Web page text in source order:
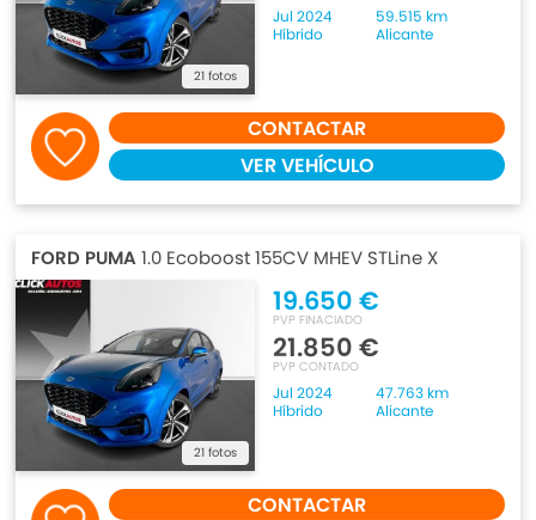
21 fotos
Jul 2024
59.515 km
Híbrido
Alicante
CONTACTAR
VER VEHÍCULO
FORD PUMA1.0 Ecoboost 155CV MHEV STLine X
21 fotos
19.650 €
PVP FINACIADO
21.850 €
PVP CONTADO
Jul 2024
47.763 km
Híbrido
Alicante
CONTACTAR